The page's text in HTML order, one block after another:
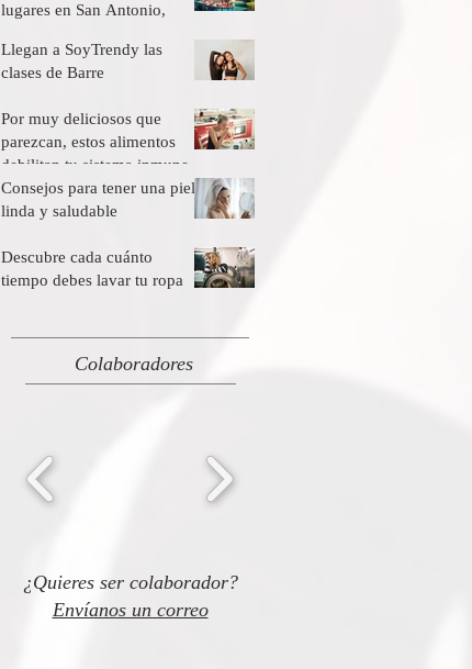
lugares en San Antonio,
descuentos!
Llegan a SoyTrendy las
clases de Barre
Por muy deliciosos que
parezcan, estos alimentos
debilitan tu sistema inmune
Consejos para tener una piel
linda y saludable
Descubre cada cuánto
tiempo debes lavar tu ropa
Colaboradores
¿Quieres ser colaborador?
Envíanos un correo